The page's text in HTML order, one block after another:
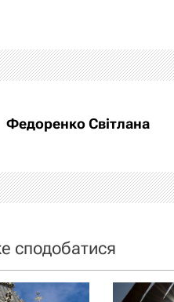
Федоренко Світлана
сподобатися